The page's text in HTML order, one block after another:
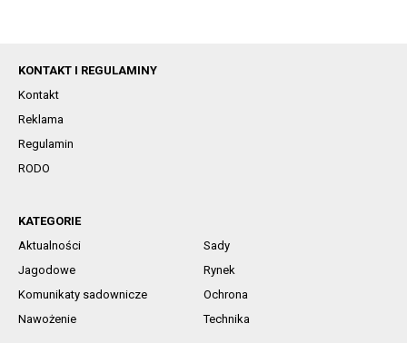
KONTAKT I REGULAMINY
Kontakt
Reklama
Regulamin
RODO
KATEGORIE
Aktualności
Sady
Jagodowe
Rynek
Komunikaty sadownicze
Ochrona
Nawożenie
Technika